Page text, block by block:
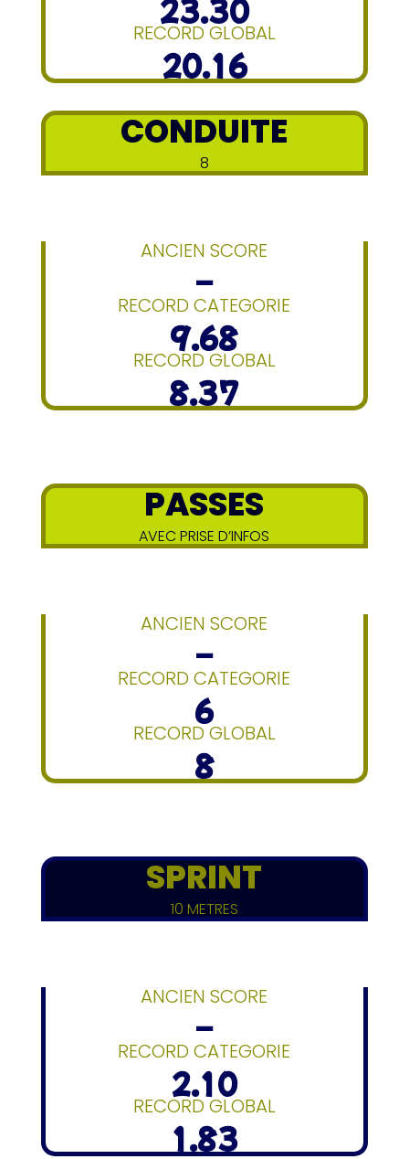
23.30
RECORD GLOBAL
20.16
CONDUITE
8
ANCIEN SCORE
–
RECORD CATEGORIE
9.68
RECORD GLOBAL
8.37
PASSES
AVEC PRISE D’INFOS
ANCIEN SCORE
–
RECORD CATEGORIE
6
RECORD GLOBAL
8
SPRINT
10 METRES
ANCIEN SCORE
–
RECORD CATEGORIE
2.10
RECORD GLOBAL
1.83